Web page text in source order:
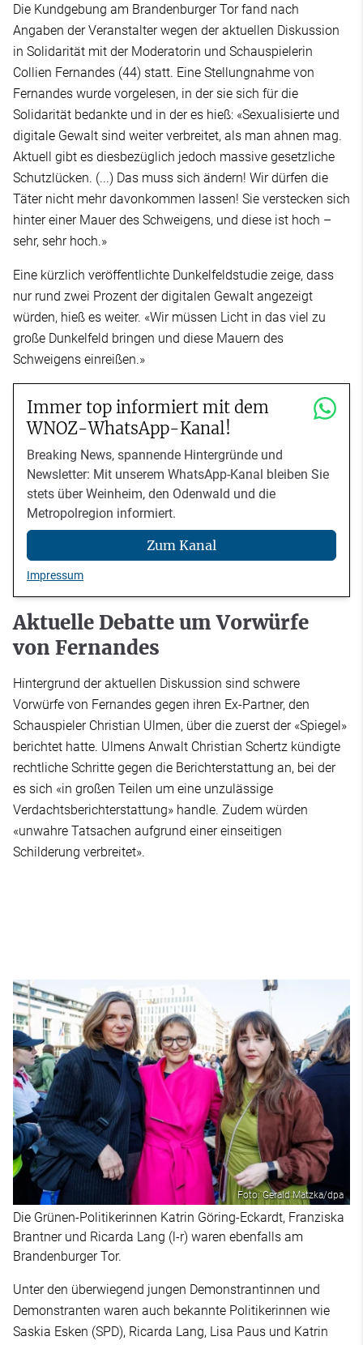
Die Kundgebung am Brandenburger Tor fand nach
Angaben der Veranstalter wegen der aktuellen Diskussion
in Solidarität mit der Moderatorin und Schauspielerin
Collien Fernandes (44) statt. Eine Stellungnahme von
Fernandes wurde vorgelesen, in der sie sich für die
Solidarität bedankte und in der es hieß: «Sexualisierte und
digitale Gewalt sind weiter verbreitet, als man ahnen mag.
Aktuell gibt es diesbezüglich jedoch massive gesetzliche
Schutzlücken. (...) Das muss sich ändern! Wir dürfen die
Täter nicht mehr davonkommen lassen! Sie verstecken sich
hinter einer Mauer des Schweigens, und diese ist hoch –
sehr, sehr hoch.»
Eine kürzlich veröffentlichte Dunkelfeldstudie zeige, dass
nur rund zwei Prozent der digitalen Gewalt angezeigt
würden, hieß es weiter. «Wir müssen Licht in das viel zu
große Dunkelfeld bringen und diese Mauern des
Schweigens einreißen.»
Immer top informiert mit dem
WNOZ-WhatsApp-Kanal!
Breaking News, spannende Hintergründe und
Newsletter: Mit unserem WhatsApp-Kanal bleiben Sie
stets über Weinheim, den Odenwald und die
Metropolregion informiert.
Zum Kanal
Impressum
Aktuelle Debatte um Vorwürfe
von Fernandes
Hintergrund der aktuellen Diskussion sind schwere
Vorwürfe von Fernandes gegen ihren Ex-Partner, den
Schauspieler Christian Ulmen, über die zuerst der «Spiegel»
berichtet hatte. Ulmens Anwalt Christian Schertz kündigte
rechtliche Schritte gegen die Berichterstattung an, bei der
es sich «in großen Teilen um eine unzulässige
Verdachtsberichterstattung» handle. Zudem würden
«unwahre Tatsachen aufgrund einer einseitigen
Schilderung verbreitet».
Foto: Gerald Matzka/dpa
Die Grünen-Politikerinnen Katrin Göring-Eckardt, Franziska
Brantner und Ricarda Lang (l-r) waren ebenfalls am
Brandenburger Tor.
Unter den überwiegend jungen Demonstrantinnen und
Demonstranten waren auch bekannte Politikerinnen wie
Saskia Esken (SPD), Ricarda Lang, Lisa Paus und Katrin